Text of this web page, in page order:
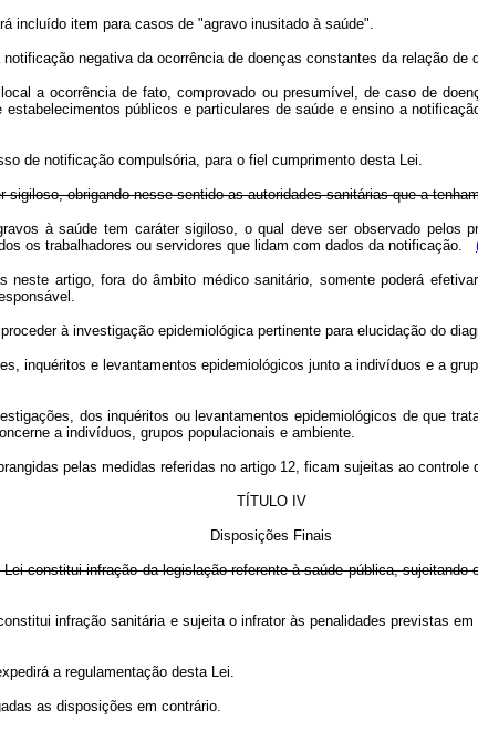
incluído item para casos de "agravo inusitado à saúde".
negativa da ocorrência de doenças constantes da relação
a ocorrência de fato, comprovado ou presumível, de caso de
públicos e particulares de saúde e ensino a
de notificação compulsória, para o fiel cumprimento desta Lei.
obrigando nesse sentido as autoridades sanitárias que a
à saúde tem caráter sigiloso, o qual deve ser observado pelos
os trabalhadores ou servidores que lidam com dados da notificação.
neste artigo, fora do âmbito médico sanitário, somente poderá
à investigação epidemiológica pertinente para elucidação do
inquéritos e levantamentos epidemiológicos junto a indivíduos e a
dos inquéritos ou levantamentos epidemiológicos de que
a indivíduos, grupos populacionais e ambiente.
pelas medidas referidas no artigo 12, ficam sujeitas ao controle
TÍTULO IV
Disposições Finais
constitui infração da legislação referente à saúde pública,
infração sanitária e sujeita o infrator às penalidades previstas
a regulamentação desta Lei.
as disposições em contrário.